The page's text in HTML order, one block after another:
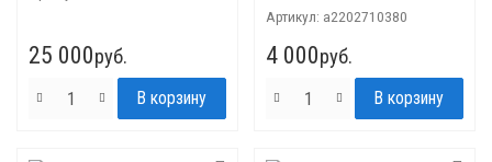
25 000руб.
Артикул: a2202710380
4 000руб.